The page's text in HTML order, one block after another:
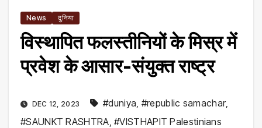
News दुनिया
विस्थापित फलस्तीनियों के मिस्र में
प्रवेश के आसार-संयुक्त राष्ट्र
DEC 12, 2023 #duniya #republic samachar,
#SAUNKT RASHTRA ,#VISTHAPIT Palestinians